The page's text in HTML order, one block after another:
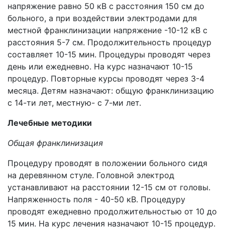
напряжение равно 50 кВ с расстояния 150 см до
больного, а при воздействии электродами для
местной франклинизации напряжение -10-12 кВ с
расстояния 5-7 см. Продолжительность процедур
составляет 10-15 мин. Процедуры проводят через
день или ежедневно. На курс назначают 10-15
процедур. Повторные курсы проводят через 3-4
месяца. Детям назначают: общую франклинизацию
с 14-ти лет, местную- с 7-ми лет.
Лечебные методики
Общая франклинизация
Процедуру проводят в положении больного сидя
на деревянном стуле. Головной электрод
устанавливают на расстоянии 12-15 см от головы.
Напряженность поля - 40-50 кВ. Процедуру
проводят ежедневно продолжительностью от 10 до
15 мин. На курс лечения назначают 10-15 процедур.